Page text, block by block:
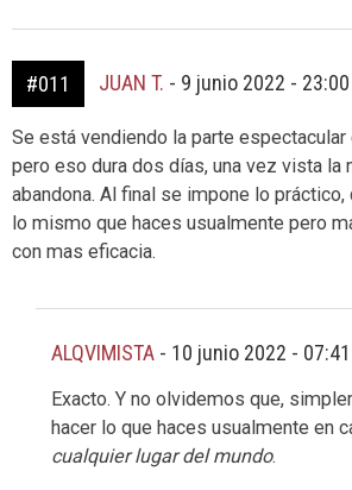
#011 JUAN T. - 9 junio 2022 - 23:00
Se está vendiendo la parte
pero eso dura dos días, una vez vista la
abandona. Al final se impone lo práctico,
lo mismo que haces usualmente pero
con mas eficacia.
ALQVIMISTA - 10 junio 2022 - 07:41
Exacto. Y no olvidemos que,
hacer lo que haces usualmente en
cualquier lugar del mundo.